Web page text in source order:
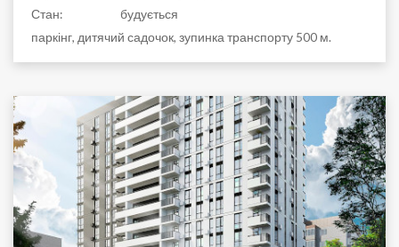
Стан:
будується
паркінг, дитячий садочок, зупинка транспорту 500 м.